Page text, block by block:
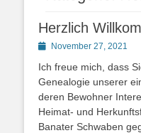
Herzlich
PostedNovember 27, 2021
Ich freue mich, dass
Genealogie unserer
deren Bewohner
Heimat- und
Banater Schwaben